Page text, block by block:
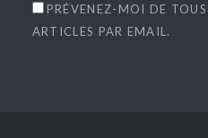
PRÉVENEZ-MOI DE
ARTICLES PAR EMAIL.